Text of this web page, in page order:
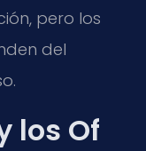
pero los
del
los Of